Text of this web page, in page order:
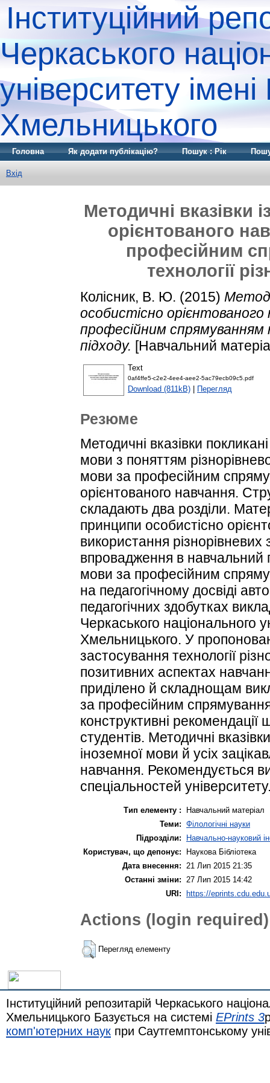
Інституційний
Черкаського
університету
Хмельницького
Головна Як додати публікацію? Пошук : Рік
Вхід
Методичні вказівки
орієнтованого
професійним
технології
Колісник, В. Ю. (2015)
особистісно орієнтованого
професійним спрямуванням
підходу. [Навчальний
Text
0af4ffe5-c2e2-4ee4-aee2-5ac79ecb09c5.pdf
Download (811kB) Перегляд
Резюме
Методичні вказівки
мови з поняттям
мови за професійним
орієнтованого навчання.
складають два розділи.
принципи особистісно
використання
впровадження в навчальний
мови за професійним
на педагогічному досвіді
педагогічних здобутках
Черкаського національного
Хмельницького. У
застосування технології
позитивних аспектах
приділено й складнощам
за професійним
конструктивні
студентів. Методичні
іноземної мови й усіх
навчання. Рекомендується
спеціальностей
Тип елементу :
Навчальний матеріал
Теми: Філологічні науки
Підрозділи:
Навчально-науковий
Користувач, що депонує:
Наукова Бібліотека
Дата внесення:
21 Лип 2015 21:35
Останні зміни:
27 Лип 2015 14:42
URI: https://
Actions (login required)
Перегляд елементу
Інституційний репозитарій Черкаського
Хмельницького Базується на системі EPrints 3
комп'ютерних наук при Саутгемптонському